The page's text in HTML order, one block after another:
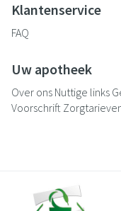
Klantenservice
FAQ
Uw apotheek
Over ons Nuttige links
Voorschrift